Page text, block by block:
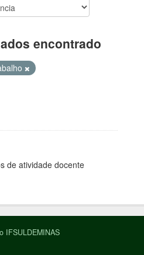
encontrado
de atividade docente
IFSULDEMINAS